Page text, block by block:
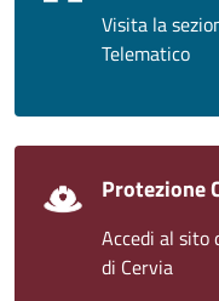
Visita la
Telematico
Protezione
Accedi al sito
di Cervia